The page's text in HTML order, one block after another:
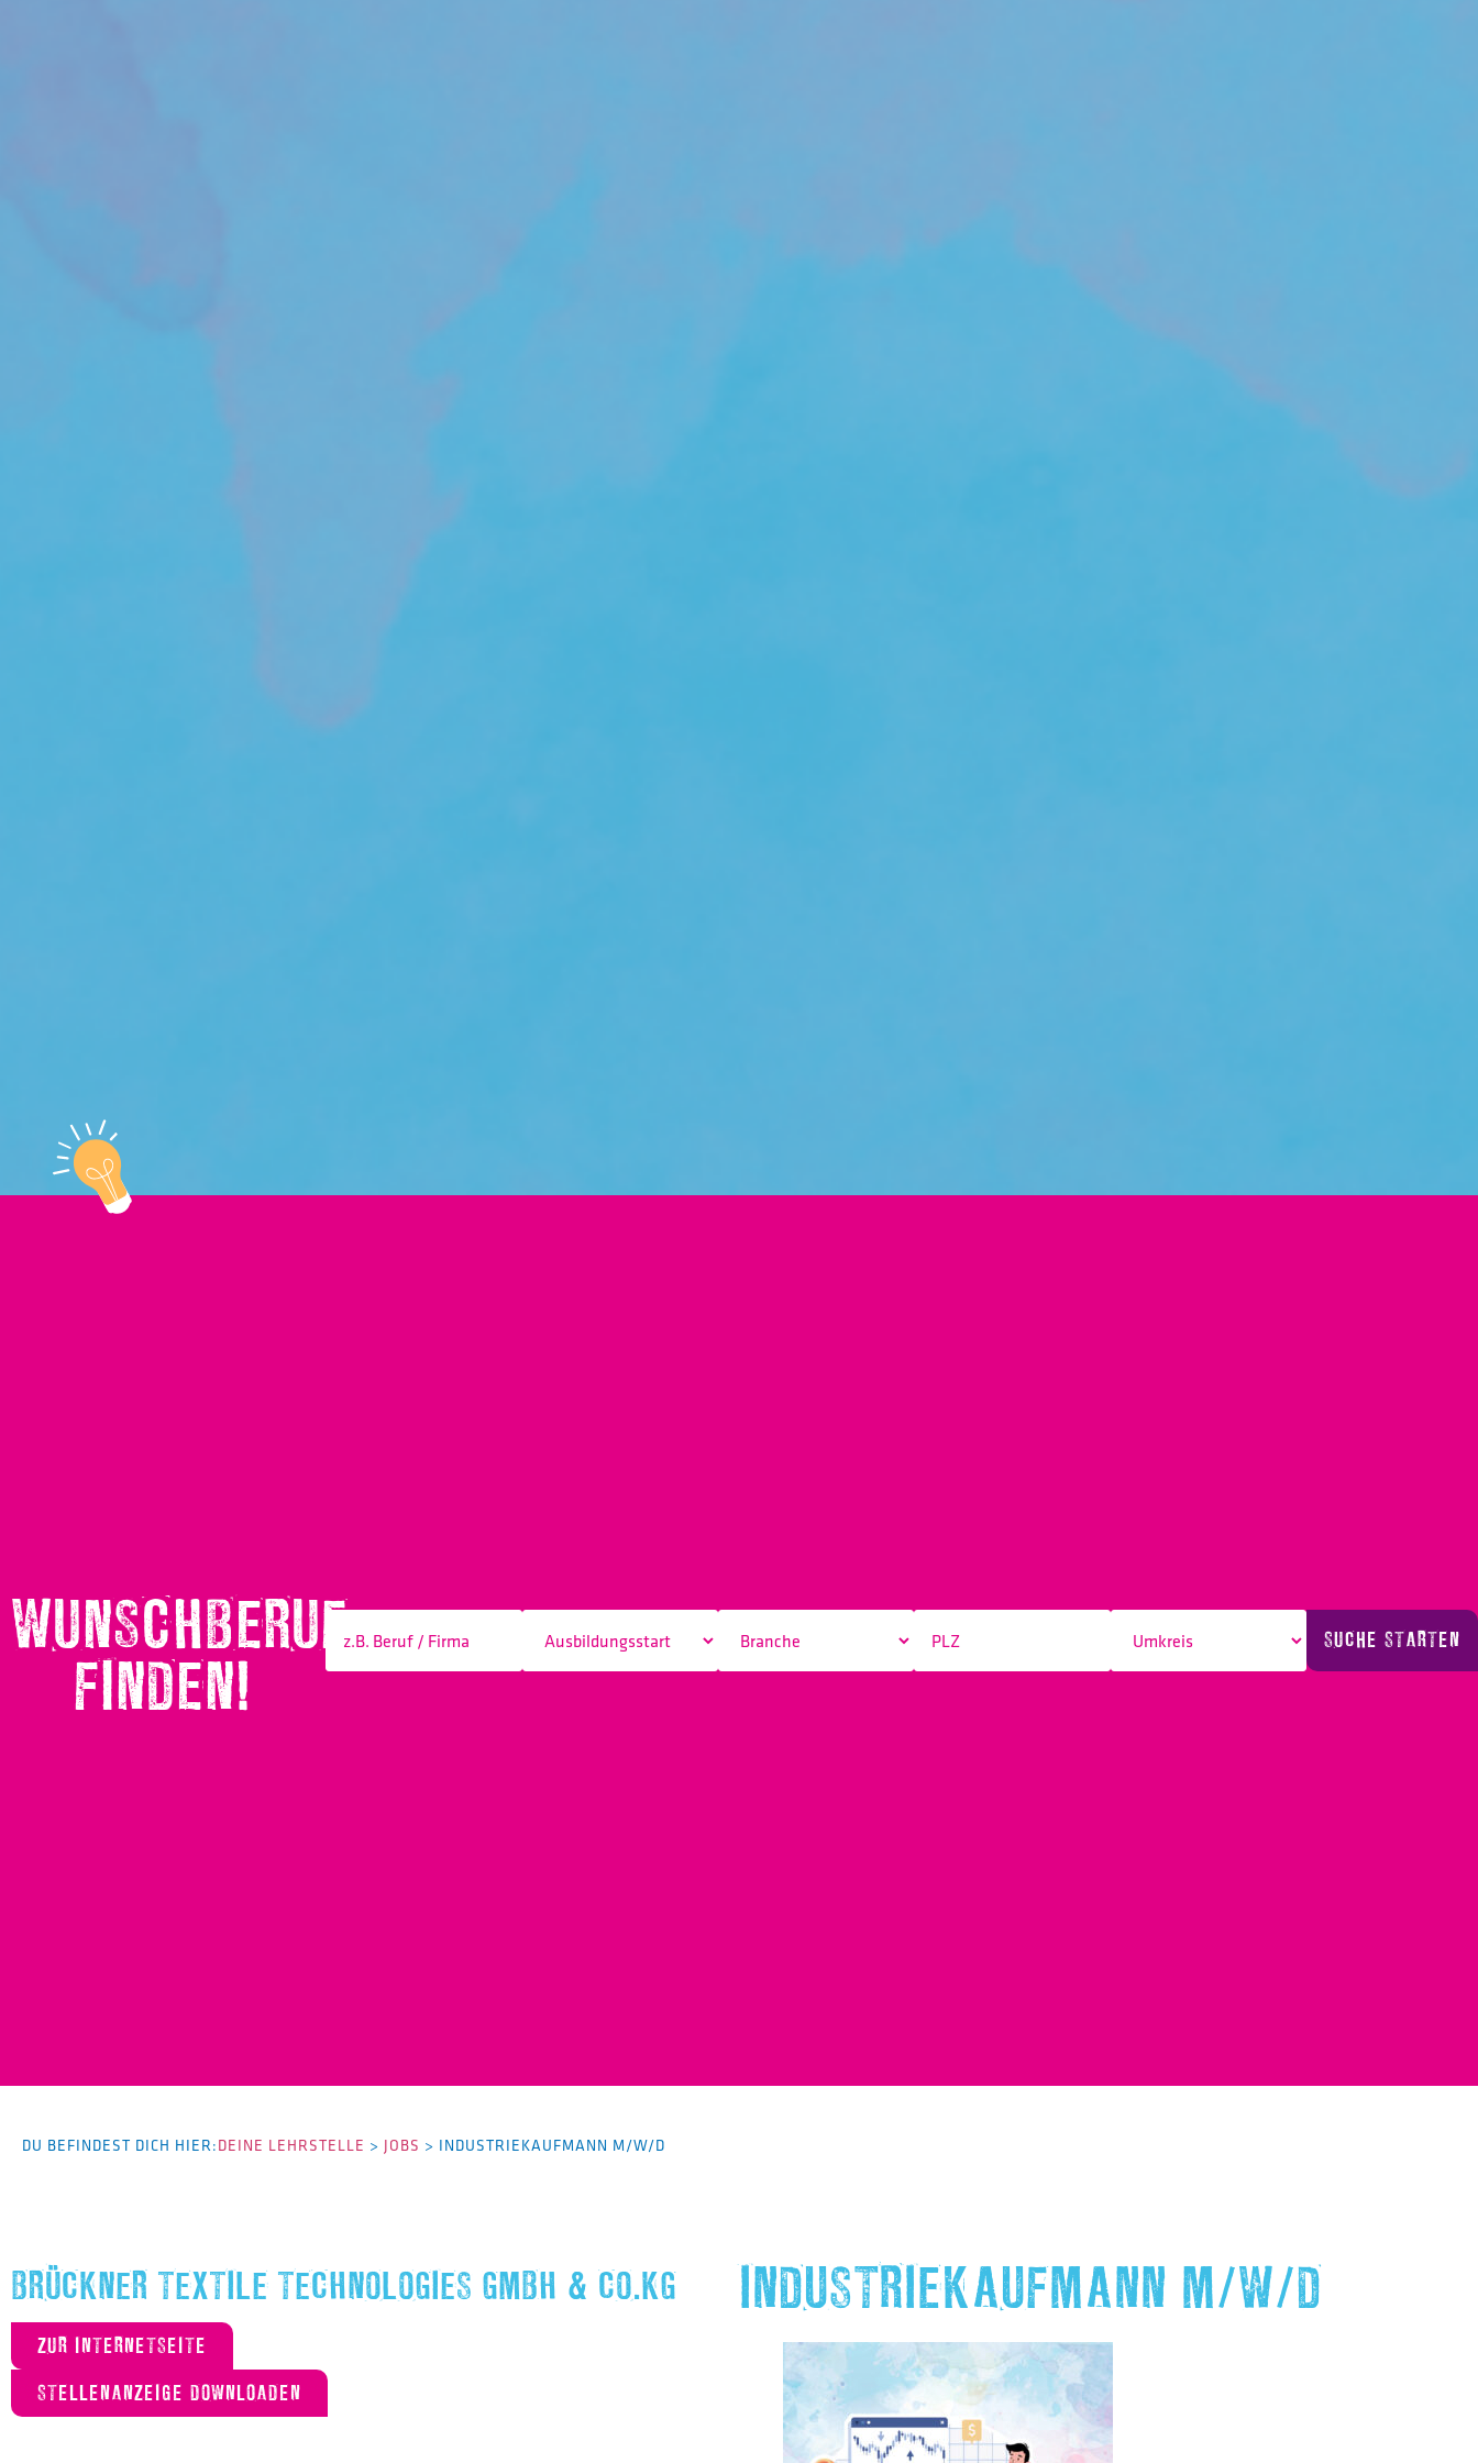
WUNSCHBERUF
FINDEN!
SUCHE STARTEN
DU BEFINDEST DICH HIER:DEINE LEHRSTELLE > JOBS > INDUSTRIEKAUFMANN M/W/D
BRÜCKNER TEXTILE TECHNOLOGIES GMBH & CO.KG
ZUR INTERNETSEITE
STELLENANZEIGE DOWNLOADEN
INDUSTRIEKAUFMANN M/W/D